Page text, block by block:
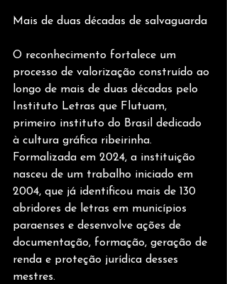
Mais de duas décadas de salvaguarda
O reconhecimento fortalece um
processo de valorização construído ao
longo de mais de duas décadas pelo
Instituto Letras que Flutuam,
primeiro instituto do Brasil dedicado
à cultura gráfica ribeirinha.
Formalizada em 2024, a instituição
nasceu de um trabalho iniciado em
2004, que já identificou mais de 130
abridores de letras em municípios
paraenses e desenvolve ações de
documentação, formação, geração de
renda e proteção jurídica desses
mestres.